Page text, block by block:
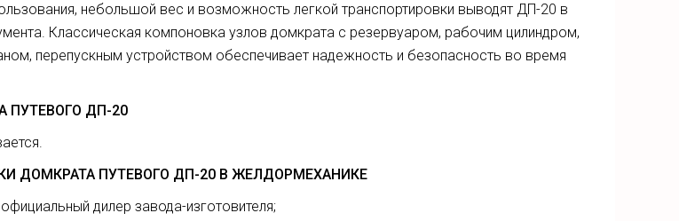
небольшой вес и возможность легкой транспортировки выводят ДП-20 в
Классическая компоновка узлов домкрата с резервуаром, рабочим цилиндром,
перепускным устройством обеспечивает надежность и безопасность во время
ПУТЕВОГО ДП-20
ДОМКРАТА ПУТЕВОГО ДП-20 В ЖЕЛДОРМЕХАНИКЕ
дилер завода-изготовителя;